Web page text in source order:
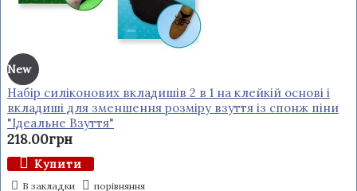
New
Набір силіконових вкладишів 2 в 1 на клейкій основі і
вкладиші для зменшення розміру взуття із спонж піни
"Ідеальне Взуття"
218.00грн
Купити
В закладки порівняння